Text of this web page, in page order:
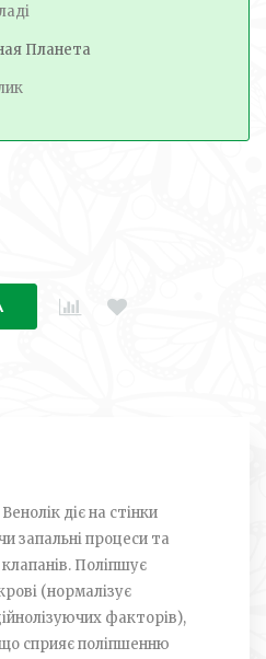
Планета
діє на стінки
запальні процеси та
Поліпшує
(нормалізує
факторів),
сприяє поліпшенню